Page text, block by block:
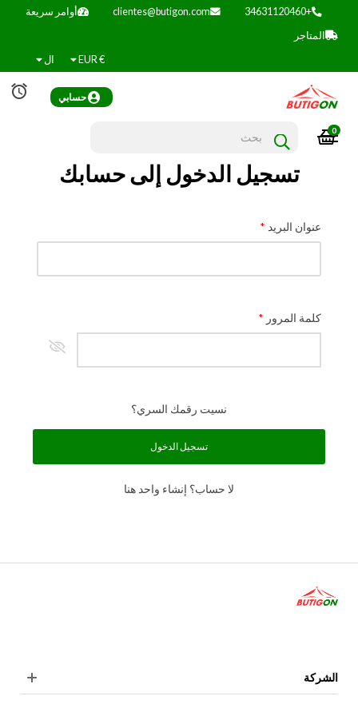
+34631120460
clientes@butigon.com
أوامر سريعة
المتاجر
€
EUR ال
alarm
0
حسابي
الملاحة
☰
تسجيل الدخول إلى حسابك
عنوان البريد
كلمة المرور
نسيت رقمك السري؟
تسجيل الدخول
لا حساب؟ إنشاء واحد هنا
الشركة